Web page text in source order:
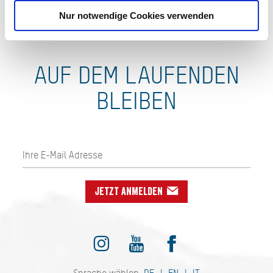
Nur notwendige Cookies verwenden
AUF DEM LAUFENDEN
BLEIBEN
Jetzt anmelden